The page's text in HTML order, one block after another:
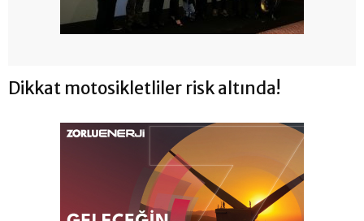
Dikkat motosikletliler risk altında!